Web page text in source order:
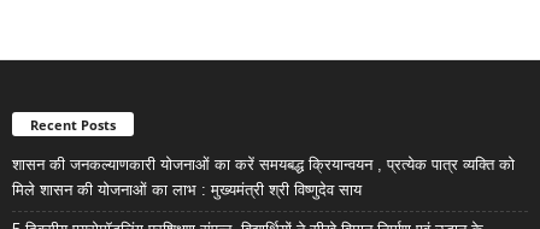
Recent Posts
शासन की जनकल्याणकारी योजनाओं का करें समयबद्ध क्रियान्वयन , प्रत्येक पात्र व्यक्ति को
मिले शासन की योजनाओं का लाभ : मुख्यमंत्री श्री विष्णुदेव साय